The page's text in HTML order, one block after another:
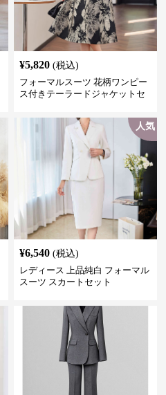
¥5,820 (税込)
フォーマルスーツ 花柄ワンピー
ス付きテーラードジャケットセ
人気
¥6,540 (税込)
レディース 上品純白 フォーマル
スーツ スカートセット